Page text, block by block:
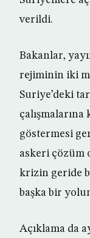
verildi.
Bakanlar,
rejiminin iki
Suriye’deki
göstermesi
askeri çözüm
krizin geride
başka bir
Açıklama da